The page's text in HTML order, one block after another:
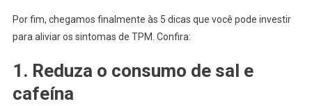
Por fim, chegamos finalmente às 5 dicas que você pode investir
para aliviar os sintomas de TPM. Confira:
1. Reduza o consumo de sal e
cafeína